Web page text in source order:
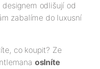
odlišují od
zabalíme do luxusní
co koupit? Ze
oslníte